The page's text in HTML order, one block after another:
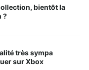
bientôt la
?
très sympa
sur Xbox